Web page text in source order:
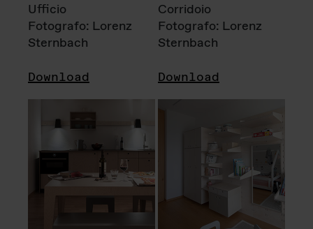
Ufficio
Fotografo: Lorenz
Sternbach
Download
Corridoio
Fotografo: Lorenz
Sternbach
Download